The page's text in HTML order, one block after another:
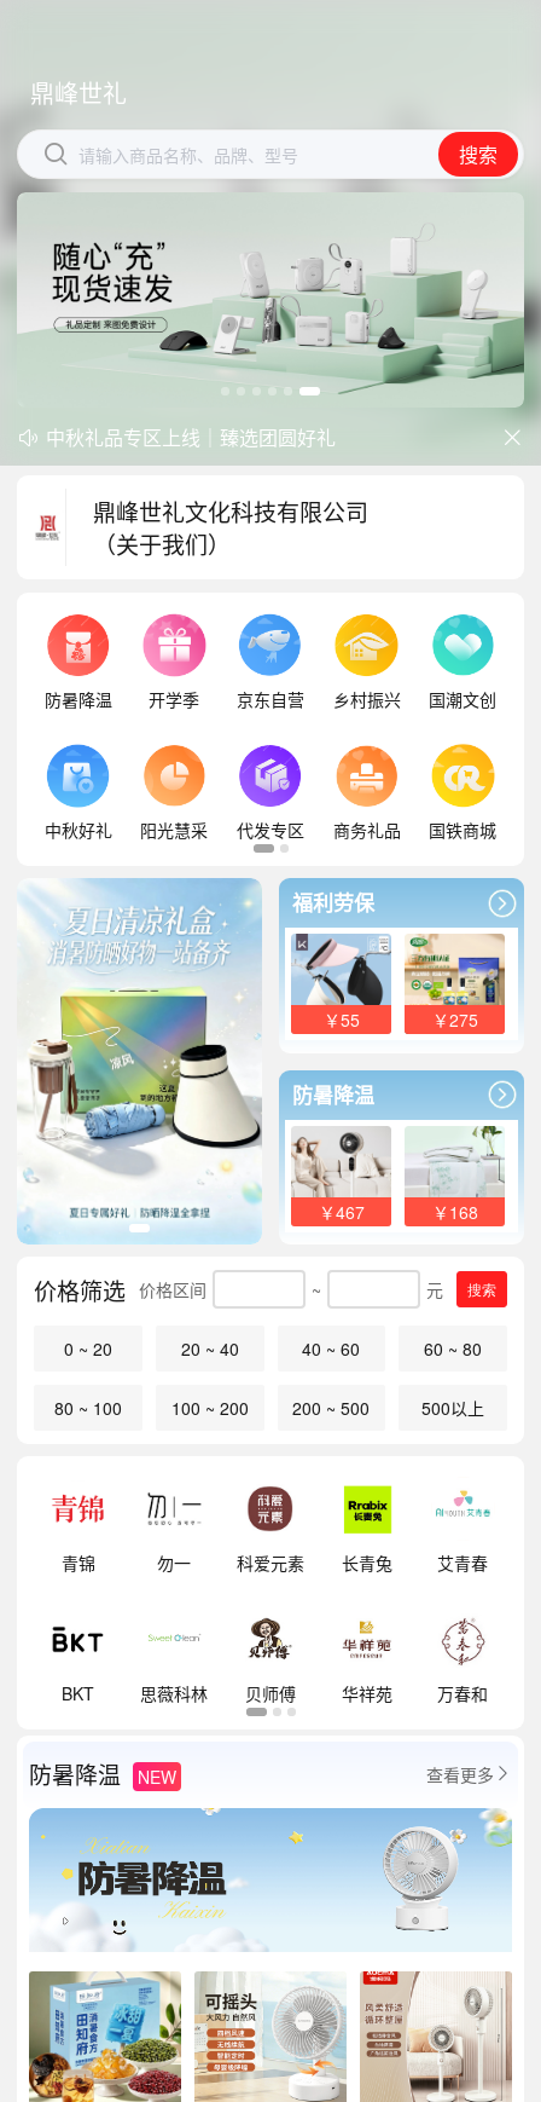
鼎峰世礼
 请输入商品名称、品牌、型号 搜索
鼎峰世礼
 请输入商品名称、品牌、型号 搜索
 防暑降温一站式配齐，企业福利更省心
中秋礼品专区上线｜臻选团圆好礼

鼎峰世礼文化科技有限公司
（关于我们）
防暑降温 开学季 京东自营 乡村振兴 国潮文创
中秋好礼 阳光慧采 代发专区 商务礼品 国铁商城
福利劳保
￥55 ￥275
防暑降温
￥467 ￥168
价格筛选 价格区间 ~ 元 搜索
0 ~ 20 20 ~ 40 40 ~ 60 60 ~ 80
80 ~ 100 100 ~ 200 200 ~ 500 500以上
青锦 勿一 科爱元素 长青兔 艾青春
BKT 思薇科林 贝师傅 华祥苑 万春和
防暑降温 NEW 查看更多 